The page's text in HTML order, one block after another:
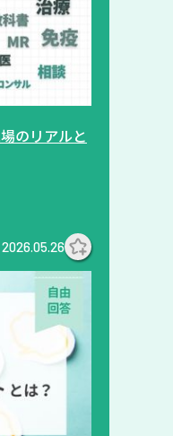
のリアルと
2026.05.26